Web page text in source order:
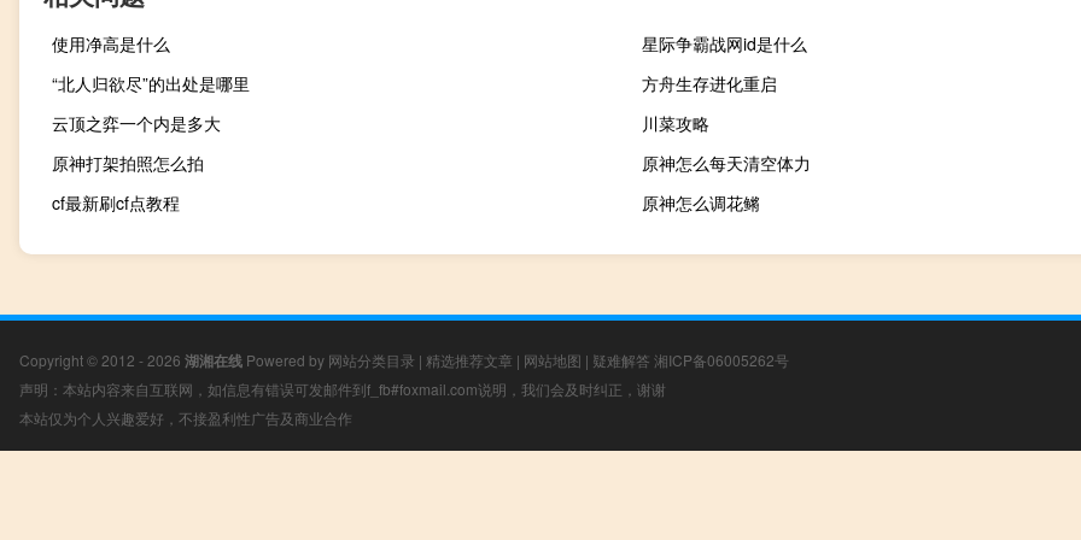
使用净高是什么
星际争霸战网id是什么
“北人归欲尽”的出处是哪里
方舟生存进化重启
云顶之弈一个内是多大
川菜攻略
原神打架拍照怎么拍
原神怎么每天清空体力
cf最新刷cf点教程
原神怎么调花鳉
Copyright © 2012 - 2026 湖湘在线 Powered by 网站分类目录 | 精选推荐文章 | 网站地图 | 疑难解答 湘ICP备06005262号
声明：本站内容来自互联网，如信息有错误可发邮件到f_fb#foxmail.com说明，我们会及时纠正，谢谢
本站仅为个人兴趣爱好，不接盈利性广告及商业合作